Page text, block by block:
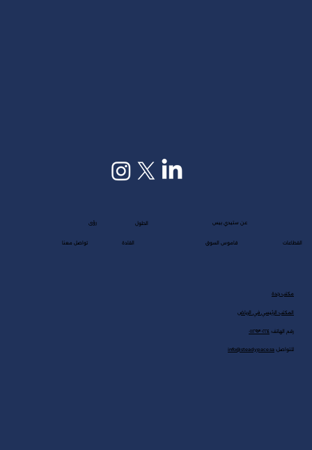
رؤى الحلول عن ستيدي بيس
تواصل معنا القادة قاموس السوق القطاعات
مكتب جدة
المكتب الرئيسي في الرياض
رقم الهاتف: ٠١١٢٩٣٠٢٢٤
للتواصل: info@steadypace.sa